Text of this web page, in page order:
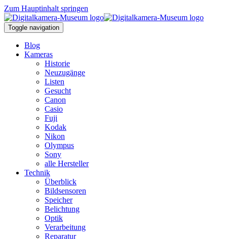
Zum Hauptinhalt springen
Toggle navigation
Blog
Kameras
Historie
Neuzugänge
Listen
Gesucht
Canon
Casio
Fuji
Kodak
Nikon
Olympus
Sony
alle Hersteller
Technik
Überblick
Bildsensoren
Speicher
Belichtung
Optik
Verarbeitung
Reparatur